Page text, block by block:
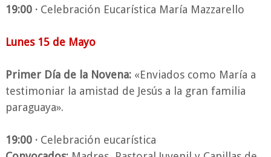
19:00 ·Celebración Eucarística María Mazzarello
Lunes 15 de Mayo
Primer Día de la Novena:«Enviados como María a
testimoniar la amistad de Jesús a la gran familia
paraguaya».
19:00 ·Celebración eucarística